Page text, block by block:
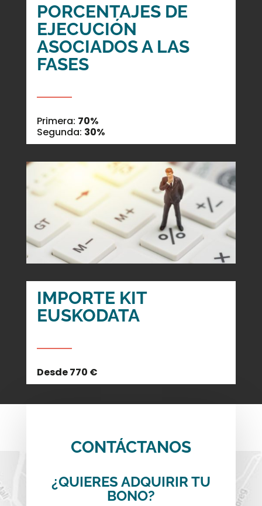
PORCENTAJES DE
EJECUCIÓN
ASOCIADOS A LAS
FASES
Primera: 70%
Segunda: 30%
IMPORTE KIT
EUSKODATA
Desde 770 €
CONTÁCTANOS
¿QUIERES ADQUIRIR TU
BONO?